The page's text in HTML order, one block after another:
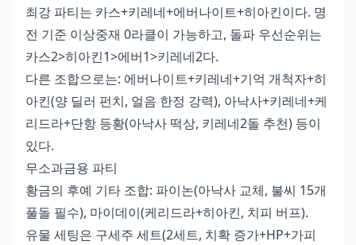
최강 파티는 카스+키레네+에버나이트+히아킨이다. 명
전 기준 이상중재 0라클이 가능하고, 돌파 우선순위는
카스2>히아킨1>에버1>키레네2다.
다른 조합으로는: 에버나이트+키레네+기억 개척자+히
아킨(양 딜러 펀치, 얼음 한정 강력), 아낙사+키레네+케
리드라+단항 등황(아낙사 떡상, 키레네2돌 추천) 등이
있다.
무소과금용 파티
황금의 후예 기타 조합: 파이논(아낙사 교체, 불씨 15개
풀돌 필수), 마이데이(케리드라+히아킨, 치피 버프).
유물 세팅은 구세주 세트(2세트, 치확 증가+HP+가피